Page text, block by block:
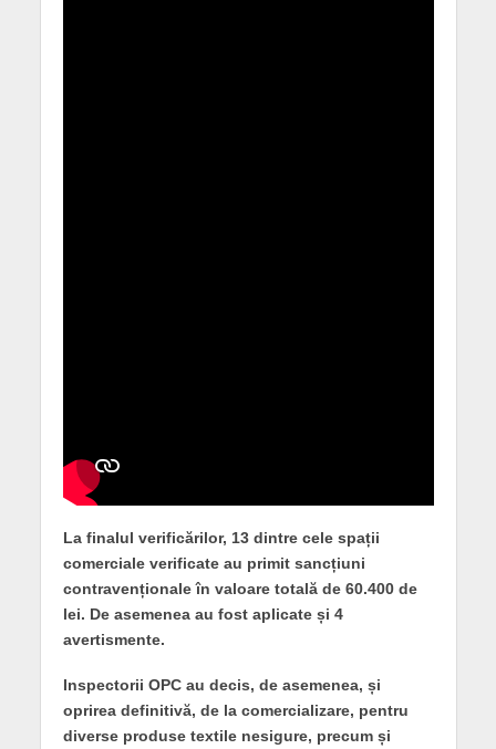
La finalul verificărilor, 13 dintre cele spații
comerciale verificate au primit sancțiuni
contravenționale în valoare totală de 60.400 de
lei. De asemenea au fost aplicate și 4
avertismente.
Inspectorii OPC au decis, de asemenea, și
oprirea definitivă, de la comercializare, pentru
diverse produse textile nesigure, precum și